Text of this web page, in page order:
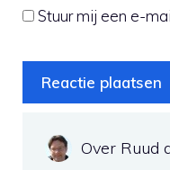
Stuur mij een e-
Over Ruud